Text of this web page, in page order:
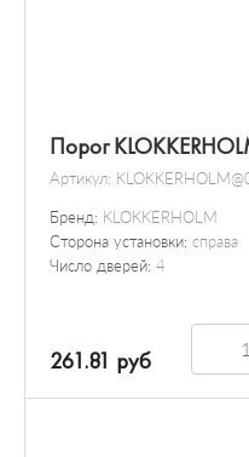
Порог
Артикул:
Бренд: KLOKKERHOLM
Сторона установки: справа
Число дверей: 4
261.81 руб